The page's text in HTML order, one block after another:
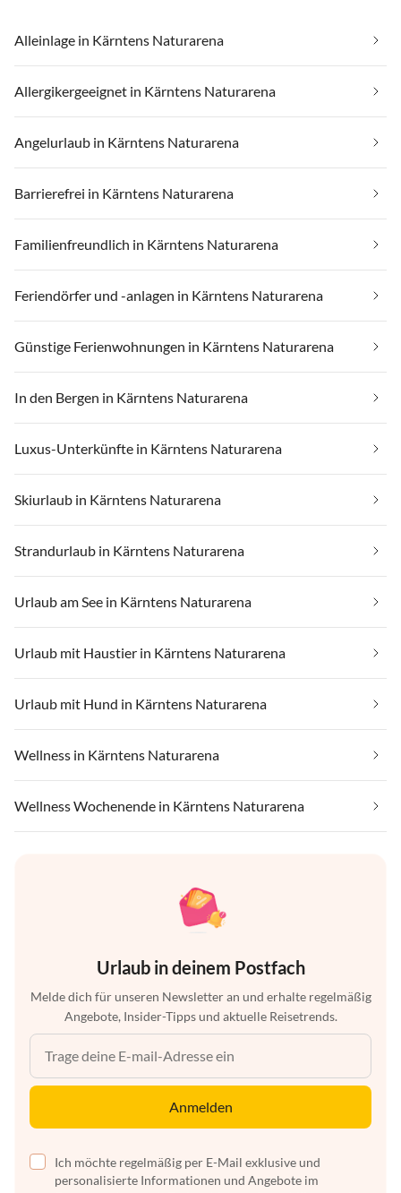
Alleinlage in Kärntens Naturarena
Allergikergeeignet in Kärntens Naturarena
Angelurlaub in Kärntens Naturarena
Barrierefrei in Kärntens Naturarena
Familienfreundlich in Kärntens Naturarena
Feriendörfer und -anlagen in Kärntens Naturarena
Günstige Ferienwohnungen in Kärntens Naturarena
In den Bergen in Kärntens Naturarena
Luxus-Unterkünfte in Kärntens Naturarena
Skiurlaub in Kärntens Naturarena
Strandurlaub in Kärntens Naturarena
Urlaub am See in Kärntens Naturarena
Urlaub mit Haustier in Kärntens Naturarena
Urlaub mit Hund in Kärntens Naturarena
Wellness in Kärntens Naturarena
Wellness Wochenende in Kärntens Naturarena
Urlaub in deinem Postfach
Melde dich für unseren Newsletter an und erhalte regelmäßig
Angebote, Insider-Tipps und aktuelle Reisetrends.
Anmelden
Ich möchte regelmäßig per E-Mail exklusive und
personalisierte Informationen und Angebote im